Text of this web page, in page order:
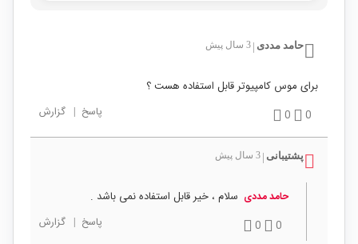
حامد مددی 3 سال پیش
برای موس کامپیوتر قابل استفاده هست ؟
0
0 پاسخ | گزارش
پشتیبانی 3 سال پیش
حامد مددی سلام ، خیر قابل استفاده نمی باشد .
0
0 پاسخ | گزارش